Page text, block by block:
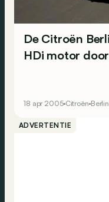
De Citroën
HDi motor
18 apr 2005 Citroën
ADVERTENTIE